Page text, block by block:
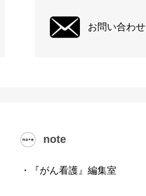
お問い合わせ
note
・『がん看護』編集室